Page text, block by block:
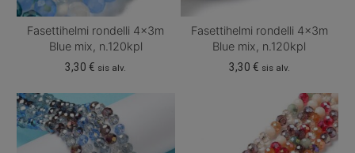
Fasettihelmi rondelli 4x3m
Blue mix, n.120kpl
3,30€ sis alv.
Fasettihelmi rondelli 4x3m
Blue mix, n.120kpl
3,30 € sis alv.